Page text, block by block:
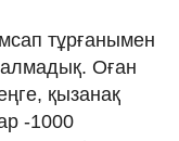
тұрғанымен
Оған
қызанақ
-1000